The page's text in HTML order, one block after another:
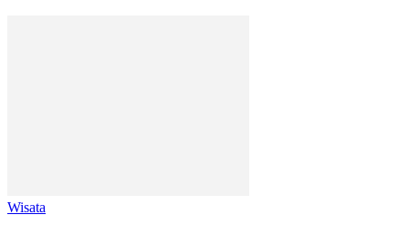
Wisata